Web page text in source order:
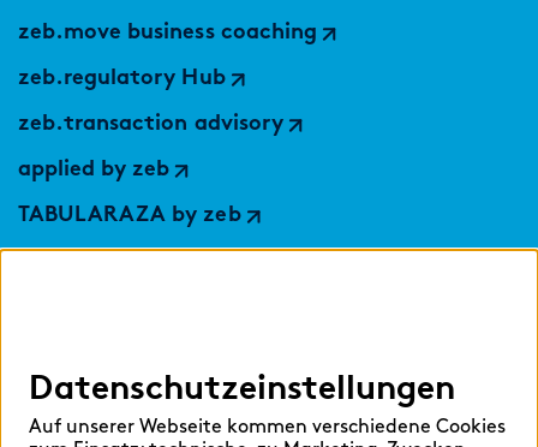
zeb.move business coaching
zeb.regulatory Hub
zeb.transaction advisory
applied by zeb
TABULARAZA by zeb
Hilfen
Datenschutzeinstellungen
Auf unserer Webseite kommen verschiedene Cookies